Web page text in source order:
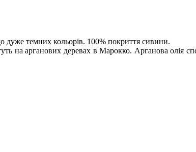
дуже темних кольорів. 100% покриття сивини.
на арганових деревах в Марокко. Арганова олія